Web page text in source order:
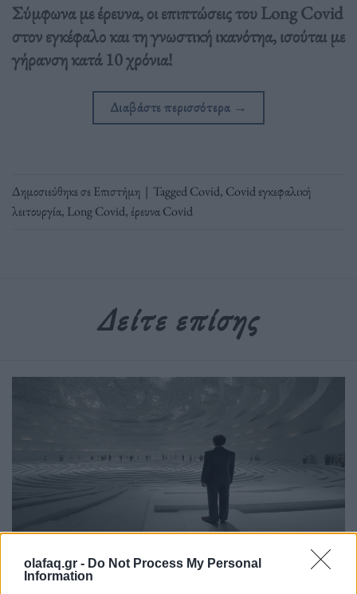
olafaq.gr - Do Not Process My Personal
Information
Σύμφωνα με έρευνα, οι επιπτώσεις του Long Covid
στον εγκέφαλο και τη γνωστική ικανότηα, ισούται με
γήρανση κατά 10 χρόνια!
Διαβάστε περισσότερα →
Δημοσιεύθηκε σεΕπιστήμη | TaggedCovid, Covid εγκεφαλική
λειτουργία, Long Covid, έρευνα Covid
Δείτε επίσης
Επιστήμη